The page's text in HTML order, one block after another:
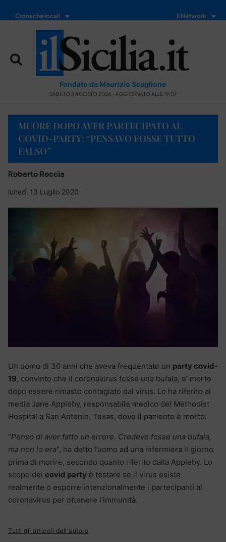
Cronache locali Il Network
Fondato da Maurizio Scaglione
SABATO 8 AGOSTO 2026 - AGGIORNATO ALLE 19:07
MUORE DOPO AVER PARTECIPATO AL
COVID-PARTY: “PENSAVO FOSSE TUTTO
FALSO”
Roberto Roccia
lunedì 13 Luglio 2020
Un uomo di 30 anni che aveva frequentato un party covid-
19, convinto che il coronavirus fosse una bufala, e’ morto
dopo essere rimasto contagiato dal virus. Lo ha riferito ai
media Jane Appleby, responsabile medico del Methodist
Hospital a San Antonio, Texas, dove il paziente è morto.
“Penso di aver fatto un errore. Credevo fosse una bufala,
ma non lo era“, ha detto l’uomo ad una infermiera il giorno
prima di morire, secondo quanto riferito dalla Appleby. Lo
scopo dei covid party è testare se il virus esiste
realmente o esporre intenzionalmente i partecipanti al
coronavirus per ottenere l’immunità.
Tutti gli articoli dell'autore